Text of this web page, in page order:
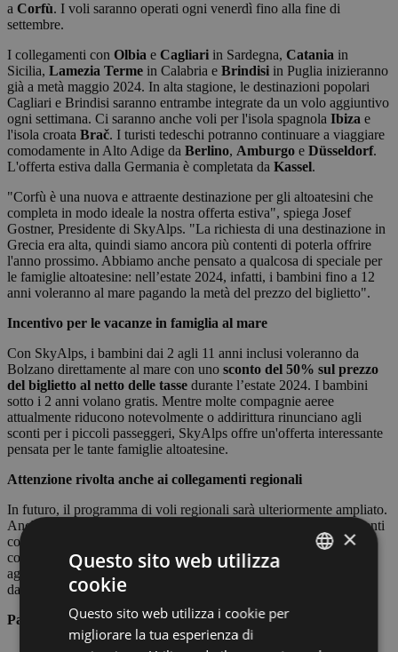
a Corfù. I voli saranno operati ogni venerdì fino alla fine di
settembre.
I collegamenti con Olbia e Cagliari in Sardegna, Catania in
Sicilia, Lamezia Terme in Calabria e Brindisi in Puglia inizieranno
già a metà maggio 2024. In alta stagione, le destinazioni popolari
Cagliari e Brindisi saranno entrambe integrate da un volo aggiuntivo
ogni settimana. Ci saranno anche voli per l'isola spagnola Ibiza e
l'isola croata Brač. I turisti tedeschi potranno continuare a viaggiare
comodamente in Alto Adige da Berlino, Amburgo e Düsseldorf.
L'offerta estiva dalla Germania è completata da Kassel.
"Corfù è una nuova e attraente destinazione per gli altoatesini che
completa in modo ideale la nostra offerta estiva", spiega Josef
Gostner, Presidente di SkyAlps. "La richiesta di una destinazione in
Grecia era alta, quindi siamo ancora più contenti di poterla offrire
l'anno prossimo. Abbiamo anche pensato a qualcosa di speciale per
le famiglie altoatesine: nell’estate 2024, infatti, i bambini fino a 12
anni voleranno al mare pagando la metà del prezzo del biglietto".
Incentivo per le vacanze in famiglia al mare
Con SkyAlps, i bambini dai 2 agli 11 anni inclusi voleranno da
Bolzano direttamente al mare con uno sconto del 50% sul prezzo
del biglietto al netto delle tasse durante l’estate 2024. I bambini
sotto i 2 anni volano gratis. Mentre molte compagnie aeree
attualmente riducono notevolmente o addirittura rinunciano agli
sconti per i piccoli passeggeri, SkyAlps offre un'offerta interessante
pensata per le tante famiglie altoatesine.
Attenzione rivolta anche ai collegamenti regionali
In futuro, il programma di voli regionali sarà ulteriormente ampliato.
Anche nell’estate 2024 SkyAlps offrirà un totale di tre collegamenti
con decollo e atterraggio a Roma: Verona, Cuneo e Crotone. In
collaborazione con i tour operator, nel prossimo futuro verranno
aggiunte al programma anche mete per le vacanze con partenza
dagli aeroporti appena menzionati.
Panoramica - Voli e destinazioni da Bolzano
GERMAN
×
Questo sito web utilizza
cookie
Questo sito web utilizza i cookie per
migliorare la tua esperienza di